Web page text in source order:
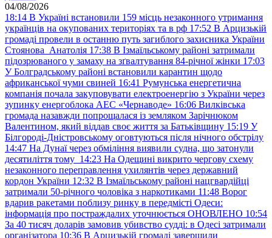
04/08/2026
18:14 В Україні встановили 159 місць незаконного утримання
українців на окупованих територіях та в рф 17:52 В Арцизькій
громаді провели в останню путь загиблого захисника України
Стоянова Анатолія 17:38 В Ізмаїльському районі затримали
підозрюваного у замаху на зґвалтування 84-річної жінки 17:03
У Болградському районі встановили карантин щодо
африканської чуми свиней 16:41 Румунська енергетична
компанія почала закуповувати електроенергію з України через
зупинку енергоблока АЕС «Чернаводе» 16:06 Вилківська
громада назавжди попрощалася із земляком Зарічнюком
Валентином, який віддав своє життя за Батьківщину 15:19 У
Білгороді-Дністровському оговтуються після нічного обстрілу
14:47 На Дунаї через обміління виявили судна, що затонули
десятиліття тому 14:23 На Одещині викрито чергову схему
незаконного переправлення ухилянтів через державний
кордон України 12:32 В Ізмаїльському районі нацгвардійці
затримали 50-річного чоловіка з наркотиками 11:48 Ворог
вдарив ракетами поблизу ринку в передмісті Одеси:
інформація про постраждалих уточнюється ОНОВЛЕНО 10:54
За 40 тисяч доларів замовив убивство судді: в Одесі затримали
організатора 10:36 В Арцизькій громаді завершили